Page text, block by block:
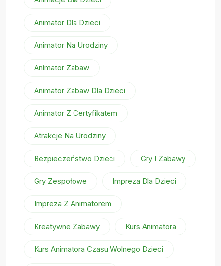
Animator Dla Dzieci
Animator Na Urodziny
Animator Zabaw
Animator Zabaw Dla Dzieci
Animator Z Certyfikatem
Atrakcje Na Urodziny
Bezpieczeństwo Dzieci Gry I Zabawy
Gry Zespołowe Impreza Dla Dzieci
Impreza Z Animatorem
Kreatywne Zabawy Kurs Animatora
Kurs Animatora Czasu Wolnego Dzieci